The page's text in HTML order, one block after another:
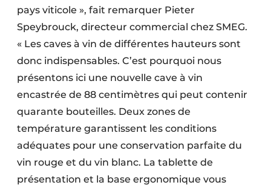
pays viticole », fait remarquer Pieter
Speybrouck, directeur commercial chez SMEG.
« Les caves à vin de différentes hauteurs sont
donc indispensables. C’est pourquoi nous
présentons ici une nouvelle cave à vin
encastrée de 88 centimètres qui peut contenir
quarante bouteilles. Deux zones de
température garantissent les conditions
adéquates pour une conservation parfaite du
vin rouge et du vin blanc. La tablette de
présentation et la base ergonomique vous